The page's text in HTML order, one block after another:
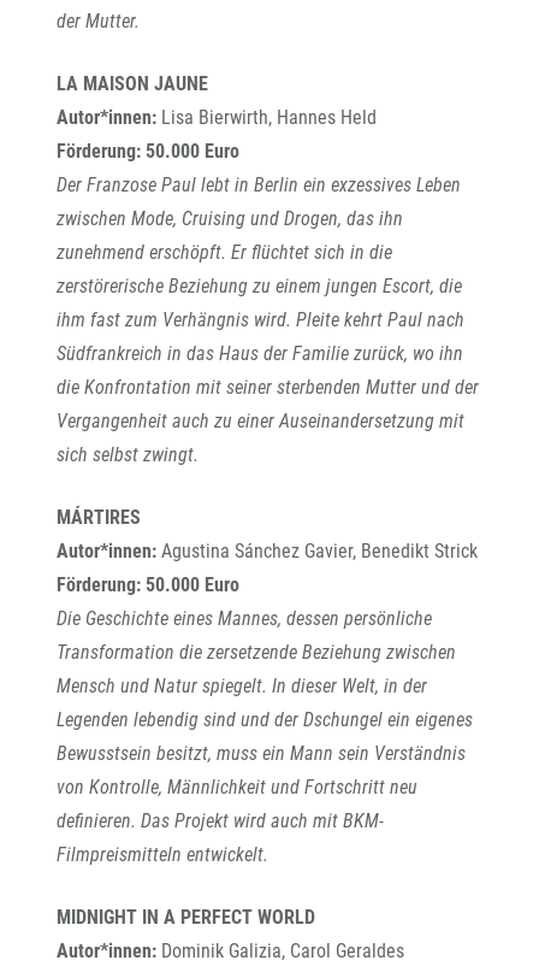
der Mutter.
LA MAISON JAUNE
Autor*innen: Lisa Bierwirth, Hannes Held
Förderung: 50.000 Euro
Der Franzose Paul lebt in Berlin ein exzessives Leben
zwischen Mode, Cruising und Drogen, das ihn
zunehmend erschöpft. Er flüchtet sich in die
zerstörerische Beziehung zu einem jungen Escort, die
ihm fast zum Verhängnis wird. Pleite kehrt Paul nach
Südfrankreich in das Haus der Familie zurück, wo ihn
die Konfrontation mit seiner sterbenden Mutter und der
Vergangenheit auch zu einer Auseinandersetzung mit
sich selbst zwingt.
MÁRTIRES
Autor*innen: Agustina Sánchez Gavier, Benedikt Strick
Förderung: 50.000 Euro
Die Geschichte eines Mannes, dessen persönliche
Transformation die zersetzende Beziehung zwischen
Mensch und Natur spiegelt. In dieser Welt, in der
Legenden lebendig sind und der Dschungel ein eigenes
Bewusstsein besitzt, muss ein Mann sein Verständnis
von Kontrolle, Männlichkeit und Fortschritt neu
definieren. Das Projekt wird auch mit BKM-
Filmpreismitteln entwickelt.
MIDNIGHT IN A PERFECT WORLD
Autor*innen: Dominik Galizia, Carol Geraldes